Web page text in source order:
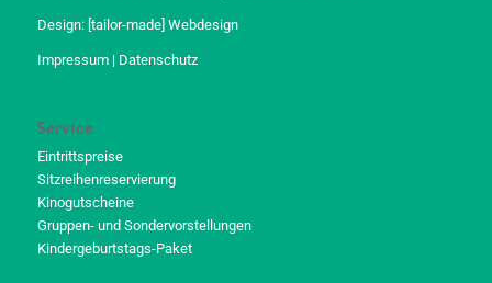
Design: [tailor-made] Webdesign
Impressum| Datenschutz
Service
Eintrittspreise
Sitzreihenreservierung
Kinogutscheine
Gruppen- und Sondervorstellungen
Kindergeburtstags-Paket